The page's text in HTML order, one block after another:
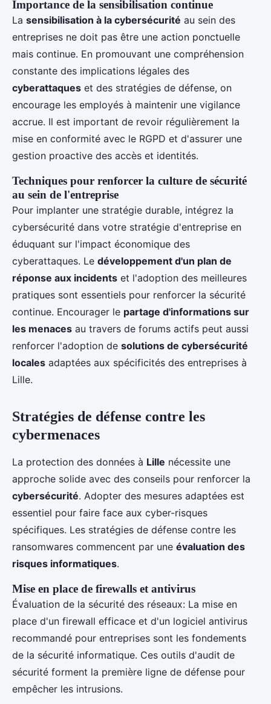
Importance de la sensibilisation continue
La sensibilisation à la cybersécurité au sein des
entreprises ne doit pas être une action ponctuelle
mais continue. En promouvant une compréhension
constante des implications légales des
cyberattaques et des stratégies de défense, on
encourage les employés à maintenir une vigilance
accrue. Il est important de revoir régulièrement la
mise en conformité avec le RGPD et d'assurer une
gestion proactive des accès et identités.
Techniques pour renforcer la culture de sécurité
au sein de l'entreprise
Pour implanter une stratégie durable, intégrez la
cybersécurité dans votre stratégie d'entreprise en
éduquant sur l'impact économique des
cyberattaques. Le développement d'un plan de
réponse aux incidents et l'adoption des meilleures
pratiques sont essentiels pour renforcer la sécurité
continue. Encourager le partage d'informations sur
les menaces au travers de forums actifs peut aussi
renforcer l'adoption de solutions de cybersécurité
locales adaptées aux spécificités des entreprises à
Lille.
Stratégies de défense contre les
cybermenaces
La protection des données à Lille nécessite une
approche solide avec des conseils pour renforcer la
cybersécurité. Adopter des mesures adaptées est
essentiel pour faire face aux cyber-risques
spécifiques. Les stratégies de défense contre les
ransomwares commencent par une évaluation des
risques informatiques.
Mise en place de firewalls et antivirus
Évaluation de la sécurité des réseaux: La mise en
place d'un firewall efficace et d'un logiciel antivirus
recommandé pour entreprises sont les fondements
de la sécurité informatique. Ces outils d'audit de
sécurité forment la première ligne de défense pour
empêcher les intrusions.